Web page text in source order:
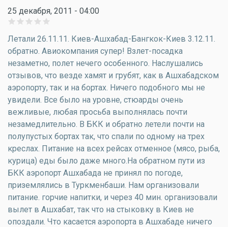
25 декабря, 2011 - 04:00
Летали 26.11.11. Киев-Ашхабад-Бангкок-Киев 3.12.11.
обратно. Авиокомпания супер! Взлет-посадка
незаметно, полет нечего особенного. Наслушались
отзывов, что везде хамят и грубят, как в Ашхабадском
аэропорту, так и на бортах. Ничего подобного мы не
увидели. Все было на уровне, стюарды очень
вежливые, любая просьба выполнялась почти
незамедлительно. В БКК и обратно летели почти на
полупустых бортах так, что спали по одному на трех
креслах. Питание на всех рейсах отменное (мясо, рыба,
курица) еды было даже много.На обратном пути из
БКК аэропорт Ашхабада не принял по погоде,
приземлялись в Туркменбаши. Нам организовали
питание. горчие напитки, и через 40 мин. организовали
вылет в Ашхабат, так что на стыковку в Киев не
опоздали. Что касается аэропорта в Ашхабаде ничего